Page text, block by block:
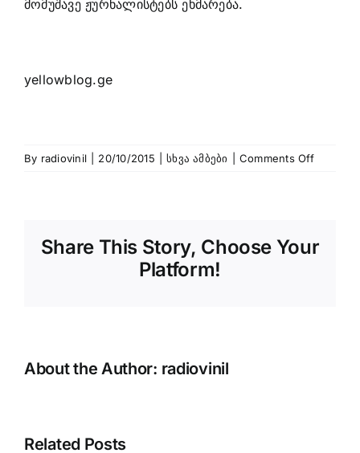
მომუშავე ჟურნალისტებს ეხმარება.
yellowblog.ge
By radiovinil 20/10/2015 სხვა ამბები Comments Offon
ყოფილი
Share This Story, Choose Your
Platform!
About the Author: radiovinil
Related Postsრა